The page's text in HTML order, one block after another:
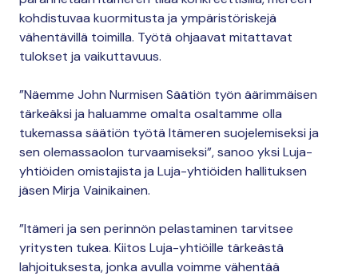
kohdistuvaa kuormitusta ja ympäristöriskejä
vähentävillä toimilla. Työtä ohjaavat mitattavat
tulokset ja vaikuttavuus.
”Näemme John Nurmisen Säätiön työn äärimmäisen
tärkeäksi ja haluamme omalta osaltamme olla
tukemassa säätiön työtä Itämeren suojelemiseksi ja
sen olemassaolon turvaamiseksi”, sanoo yksi Luja-
yhtiöiden omistajista ja Luja-yhtiöiden hallituksen
jäsen Mirja Vainikainen.
”Itämeri ja sen perinnön pelastaminen tarvitsee
yritysten tukea. Kiitos Luja-yhtiöille tärkeästä
lahjoituksesta, jonka avulla voimme vähentää